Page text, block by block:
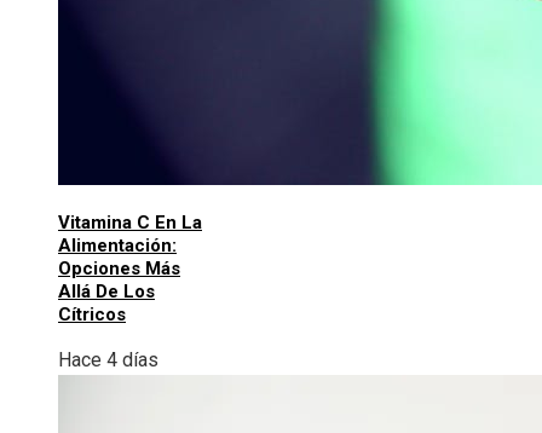
Vitamina C En La
Alimentación:
Opciones Más
Allá De Los
Cítricos
Hace 4 días